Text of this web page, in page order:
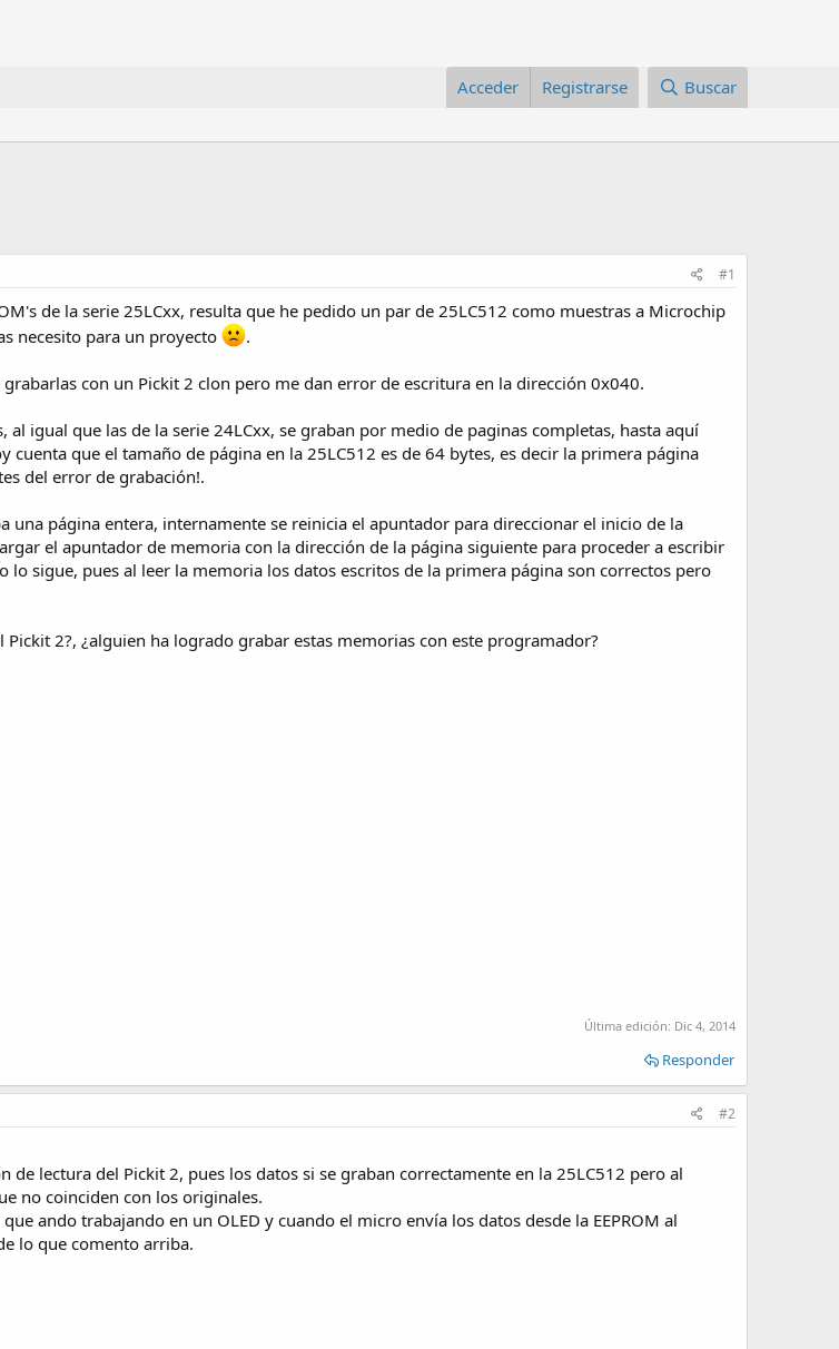
Acceder Registrarse Buscar
#1
de la serie 25LCxx, resulta que he pedido un par de 25LC512 como muestras a Microchip
necesito para un proyecto
.
con un Pickit 2 clon pero me dan error de escritura en la dirección 0x040.
al igual que las de la serie 24LCxx, se graban por medio de paginas completas, hasta aquí
cuenta que el tamaño de página en la 25LC512 es de 64 bytes, es decir la primera página
del error de grabación!.
una página entera, internamente se reinicia el apuntador para direccionar el inicio de la
el apuntador de memoria con la dirección de la página siguiente para proceder a escribir
sigue, pues al leer la memoria los datos escritos de la primera página son correctos pero
2?, ¿alguien ha logrado grabar estas memorias con este programador?
Última edición: Dic 4, 2014
Responder
#2
de lectura del Pickit 2, pues los datos si se graban correctamente en la 25LC512 pero al
no coinciden con los originales.
ando trabajando en un OLED y cuando el micro envía los datos desde la EEPROM al
lo que comento arriba.